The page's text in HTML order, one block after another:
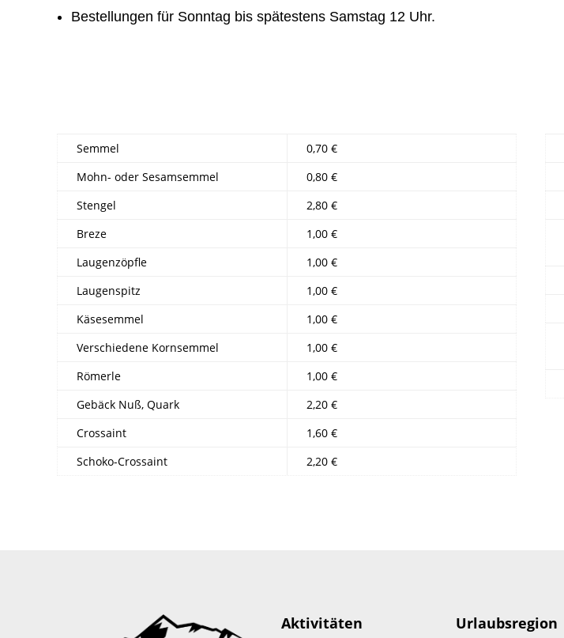
Bestellungen für Sonntag bis spätestens Samstag 12 Uhr.
Semmel
0,70 €
Mohn- oder Sesamsemmel
0,80 €
Stengel
2,80 €
Breze
1,00 €
Laugenzöpfle
1,00 €
Laugenspitz
1,00 €
Käsesemmel
1,00 €
Verschiedene Kornsemmel
1,00 €
Römerle
1,00 €
Gebäck Nuß, Quark
2,20 €
Crossaint
1,60 €
Schoko-Crossaint
2,20 €
Aktivitäten Urlaubsregion